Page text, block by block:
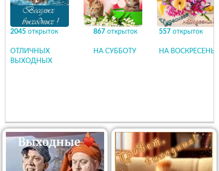
2045 открыток
ОТЛИЧНЫХ
ВЫХОДНЫХ
867 открыток
НА СУББОТУ
557открыток
НА ВОСКРЕСЕНЬЕ